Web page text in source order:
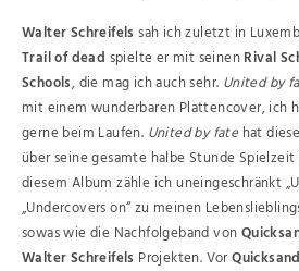
Walter Schreifels sah ich zuletzt in
Trail of dead spielte er mit seinenRival
Schools, die mag ich auch sehr. United by
mit einem wunderbaren Plattencover, ich
gerne beim Laufen. United by fatehat
über seine gesamte halbe Stunde
diesem Album zähle ich uneingeschränkt
„Undercovers on“ zu meinen
sowas wie die Nachfolgeband von
Walter Schreifels Projekten. VorQuicksand